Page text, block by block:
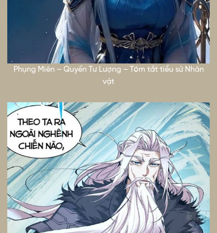
Phụng Miên – Quyến Tư Lượng – Tóm tắt tiểu sử Nhân
vật